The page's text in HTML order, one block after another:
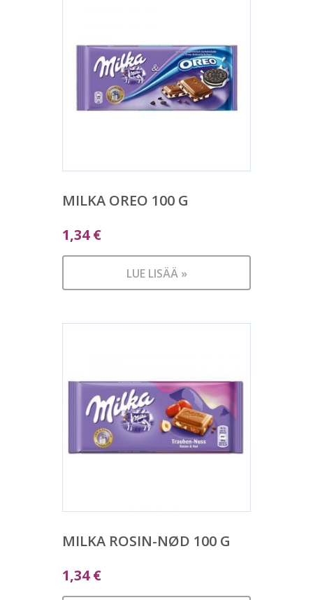
MILKA OREO 100 G
1,34€
LUE LISÄÄ »
MILKA ROSIN-NØD 100 G
1,34€